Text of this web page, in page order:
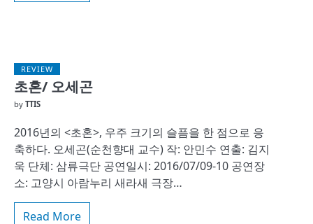
REVIEW
초혼/ 오세곤
by TTIS
2016년의 <초혼>, 우주 크기의 슬픔을 한 점으로 응
축하다. 오세곤(순천향대 교수) 작: 안민수 연출: 김지
욱 단체: 삼류극단 공연일시: 2016/07/09-10 공연장
소: 고양시 아람누리 새라새 극장…
Read More